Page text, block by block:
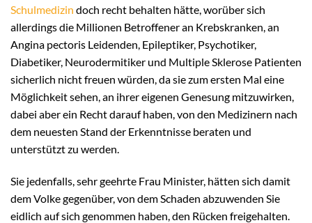
Schulmedizin doch recht behalten hätte, worüber sich
allerdings die Millionen Betroffener an Krebskranken, an
Angina pectoris Leidenden, Epileptiker, Psychotiker,
Diabetiker, Neurodermitiker und Multiple Sklerose Patienten
sicherlich nicht freuen würden, da sie zum ersten Mal eine
Möglichkeit sehen, an ihrer eigenen Genesung mitzuwirken,
dabei aber ein Recht darauf haben, von den Medizinern nach
dem neuesten Stand der Erkenntnisse beraten und
unterstützt zu werden.
Sie jedenfalls, sehr geehrte Frau Minister, hätten sich damit
dem Volke gegenüber, von dem Schaden abzuwenden Sie
eidlich auf sich genommen haben, den Rücken freigehalten.